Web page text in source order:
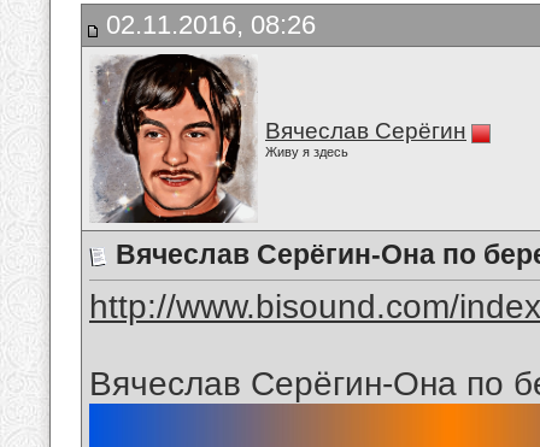
02.11.2016, 08:26
Вячеслав Серёгин
Живу я здесь
Вячеслав Серёгин-Она по
http://www.bisound.com/
Вячеслав Серёгин-Она по